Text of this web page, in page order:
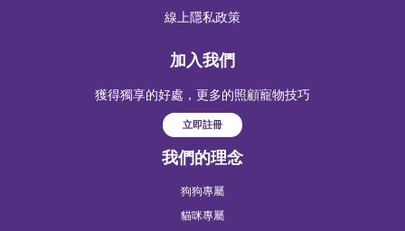
線上隱私政策
加入我們
獲得獨享的好處，更多的照顧寵物技巧
立即註冊
我們的理念
狗狗專屬
貓咪專屬